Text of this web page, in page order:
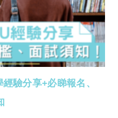
驗分享+必睇報名、